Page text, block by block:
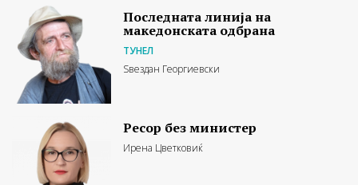
Последната линија на
македонската одбрана
ТУНЕЛ
Ѕвездан Георгиевски
Ресор без министер
Ирена Цветковиќ